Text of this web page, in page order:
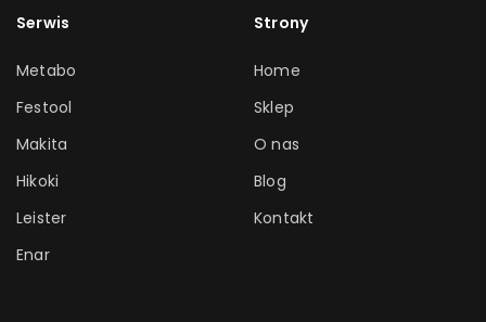
Serwis
Metabo
Festool
Makita
Hikoki
Leister
Enar
Strony
Home
Sklep
O nas
Blog
Kontakt